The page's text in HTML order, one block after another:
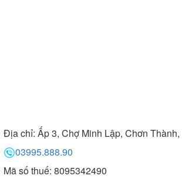
Địa chỉ: Ấp 3, Chợ Minh Lập, Chơn
03995.888.90
Mã số thuế: 8095342490